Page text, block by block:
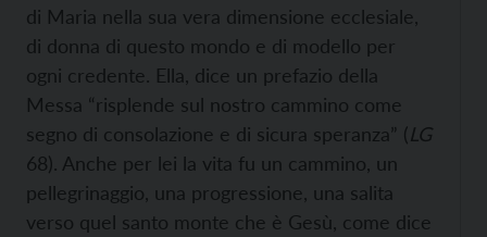
di Maria nella sua vera dimensione ecclesiale,
di donna di questo mondo e di modello per
ogni credente. Ella, dice un prefazio della
Messa “risplende sul nostro cammino come
segno di consolazione e di sicura speranza” (LG
68). Anche per lei la vita fu un cammino, un
pellegrinaggio, una progressione, una salita
verso quel santo monte che è Gesù, come dice